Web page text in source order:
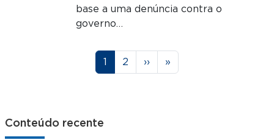
base a uma denúncia contra o
governo…
Página
1 Página
2 Próxima página
›› Última página
»
Conteúdo recente